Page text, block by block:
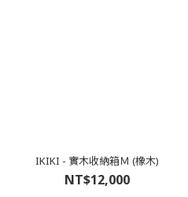
IKIKI - 實木收納箱Ｍ (橡木)
NT$12,000